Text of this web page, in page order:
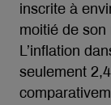
inscrite à
moitié de son
L’inflation
seulement